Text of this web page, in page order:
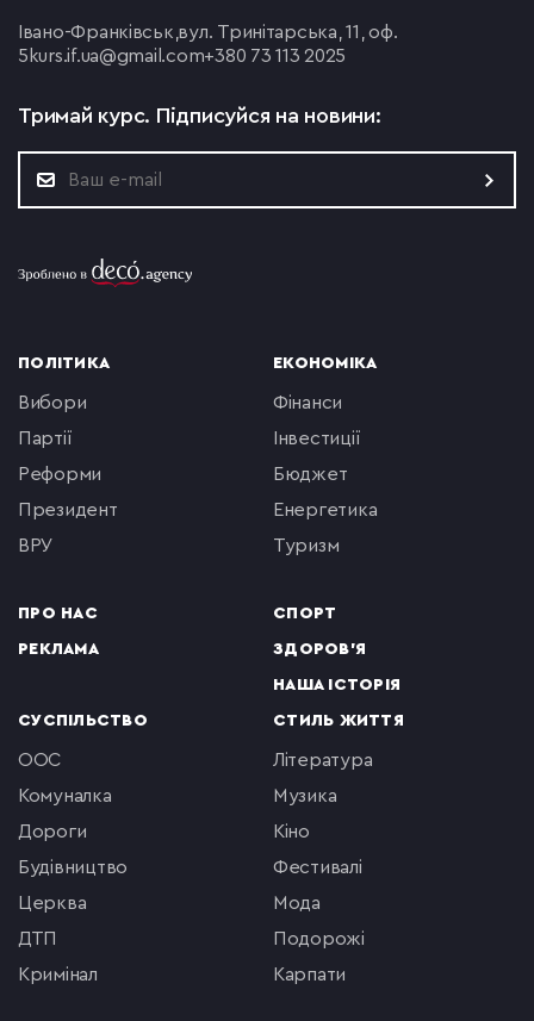
Івано-Франківськ,вул. Тринітарська, 11, оф.
5 kurs.if.ua@gmail.com+380 73 113 2025
Тримай курс. Підписуйся на новини:
ПОЛІТИКА
вибори
партії
реформи
президент
ВРУ
ПРО НАС
РЕКЛАМА
ЕКОНОМІКА
фінанси
інвестиції
бюджет
енергетика
туризм
СПОРТ
ЗДОРОВ'Я
НАША ІСТОРІЯ
СУСПІЛЬСТВО
ООС
комуналка
Дороги
будівництво
церква
ДТП
кримінал
СТИЛЬ ЖИТТЯ
література
музика
кіно
фестивалі
мода
подорожі
Карпати